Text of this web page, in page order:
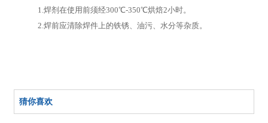
1.焊剂在使用前须经300℃-350℃烘焙2小时。
2.焊前应清除焊件上的铁锈、油污、水分等杂质。
猜你喜欢